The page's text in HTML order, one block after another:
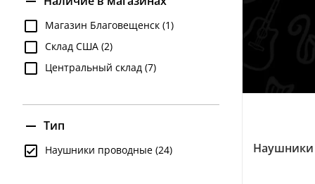
Магазин Благовещенск (1)
Склад США (2)
Центральный склад (7)
Тип
Наушники проводные (24) Наушники